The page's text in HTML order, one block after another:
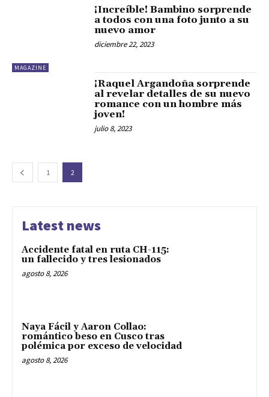
MAGAZINE
¡Increíble! Bambino sorprende
a todos con una foto junto a su
nuevo amor
diciembre 22, 2023
¡Raquel Argandoña sorprende
al revelar detalles de su nuevo
romance con un hombre más
joven!
julio 8, 2023
1 2
Latest news
Accidente fatal en ruta CH-115:
un fallecido y tres lesionados
agosto 8, 2026
Naya Fácil y Aaron Collao:
romántico beso en Cusco tras
polémica por exceso de velocidad
agosto 8, 2026